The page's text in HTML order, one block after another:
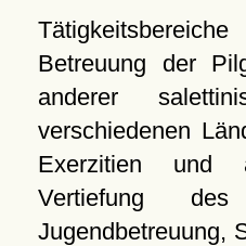
Betreuung der
anderer
verschiedenen
Exerzitien und
Vertiefung
Jugendbetreuung,